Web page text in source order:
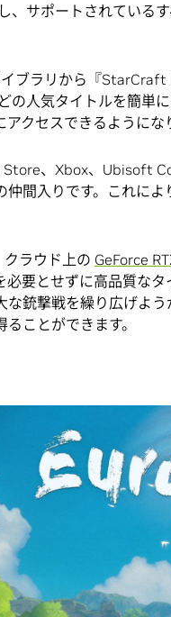
、サポートされている
ブラリから『
人気タイトルを簡単
クセスできるようにな
、Xbox、Ubisoft
間入りです。これに
クラウド上の GeForce
要とせずに高品質な
銃撃戦を繰り広げよ
ことができます。